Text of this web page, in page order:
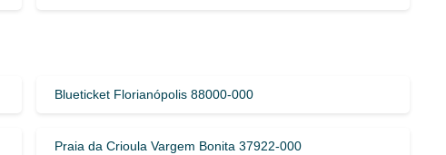
Blueticket Florianópolis 88000-000
Praia da Crioula Vargem Bonita 37922-000